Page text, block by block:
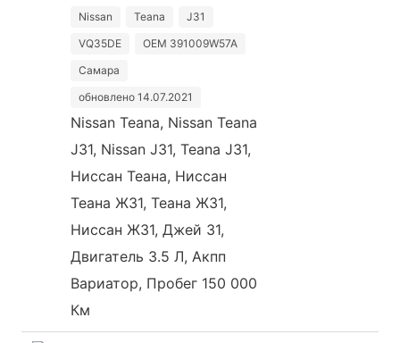
Nissan Teana
J31
VQ35DE
OEM 391009W57A
Самара
обновлено 14.07.2021
Nissan Teana, Nissan Teana
J31, Nissan J31, Teana J31,
Ниссан Теана, Ниссан
Теана Ж31, Теана Ж31,
Ниссан Ж31, Джей 31,
Двигатель 3.5 Л, Акпп
Вариатор, Пробег 150 000
Км